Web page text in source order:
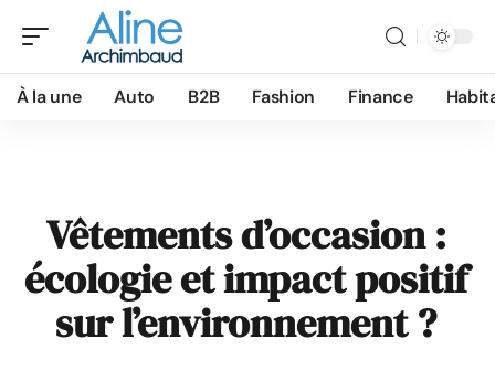
À la une Auto B2B Fashion Finance
Vêtements d’occasion :
écologie et impact positif
sur l’environnement ?